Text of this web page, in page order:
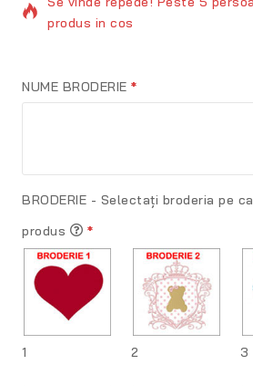
produs in cos
NUME BRODERIE *
BRODERIE - Selectați broderia pe
produs
*
1 2 3